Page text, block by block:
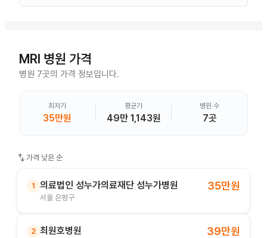
MRI 병원 가격
병원 7곳의 가격 정보입니다.
최저가
35만원
평균가
49만 1,143원
병원 수
7곳
swap_vert 가격 낮은 순
1 의료법인 성누가의료재단 성누가병원
서울 은평구
35만원
2 최원호병원 39만원